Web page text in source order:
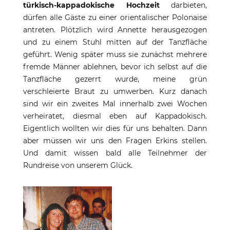
türkisch-kappadokische Hochzeitdarbieten,
dürfen alle Gäste zu einer orientalischer Polonaise
antreten. Plötzlich wird Annette herausgezogen
und zu einem Stuhl mitten auf der Tanzfläche
geführt. Wenig später muss sie zunächst mehrere
fremde Männer ablehnen, bevor ich selbst auf die
Tanzfläche gezerrt wurde, meine grün
verschleierte Braut zu umwerben. Kurz danach
sind wir ein zweites Mal innerhalb zwei Wochen
verheiratet, diesmal eben auf Kappadokisch.
Eigentlich wollten wir dies für uns behalten. Dann
aber müssen wir uns den Fragen Erkins stellen.
Und damit wissen bald alle Teilnehmer der
Rundreise von unserem Glück.